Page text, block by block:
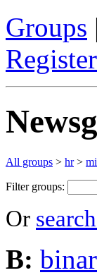
Groups |
Register
All groups > hr>
Filter groups:
Or
B: